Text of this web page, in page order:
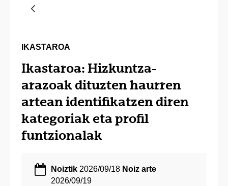
IKASTAROA
Ikastaroa: Hizkuntza-
arazoak dituzten haurren
artean identifikatzen diren
kategoriak eta profil
funtzionalak
Noiztik 2026/09/18 Noiz arte
2026/09/19